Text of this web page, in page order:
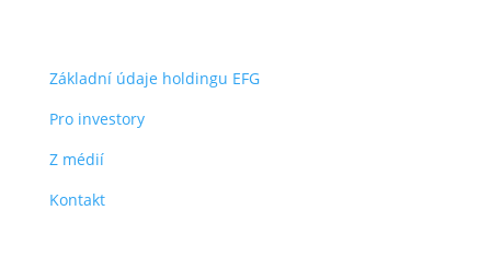
Základní údaje holdingu EFG
Pro investory
Z médií
Kontakt